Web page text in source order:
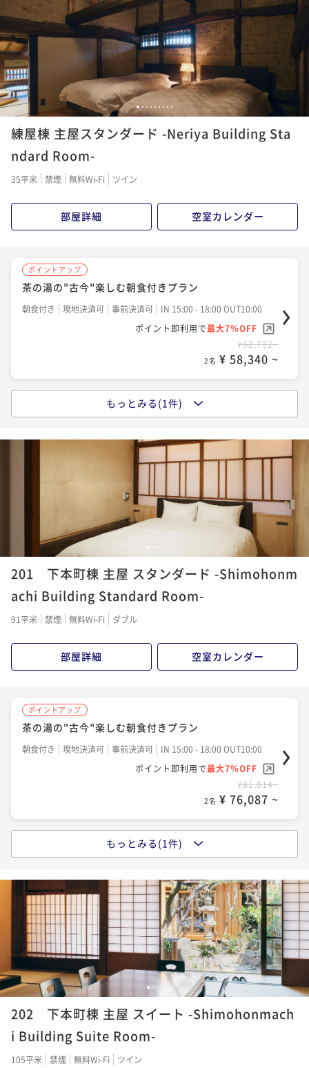
二食付き 現地決済可 事前決済可
IN 15:00 - 18:00 OUT10:00
ポイント即利用で最大7％OFF
2名 ¥ 78,147 ~
1 2 3 4 5 6 7 8 9
練屋棟 主屋スタンダード -Neriya Building Sta
ndard Room-
35平米 禁煙 無料Wi-Fi ツイン
部屋詳細 空室カレンダー
ポイントアップ
茶の湯の"古今"楽しむ朝食付きプラン
朝食付き 現地決済可 事前決済可
IN 15:00 - 18:00 OUT10:00
ポイント即利用で最大7％OFF
¥62,732~
2名 ¥ 58,340 ~
犬山城下町を楽しむレギュラープラン 2食付き
二食付き 現地決済可 事前決済可
IN 15:00 - 18:00 OUT10:00
ポイント即利用で最大7％OFF
2名 ¥ 82,892 ~
もっとみる(1件)
1 4
201 下本町棟 主屋 スタンダード -Shimohonm
achi Building Standard Room-
91平米 禁煙 無料Wi-Fi ダブル
部屋詳細 空室カレンダー
ポイントアップ
茶の湯の"古今"楽しむ朝食付きプラン
朝食付き 現地決済可 事前決済可
IN 15:00 - 18:00 OUT10:00
ポイント即利用で最大7％OFF
¥81,814~
2名 ¥ 76,087 ~
犬山城下町を楽しむレギュラープラン 2食付き
二食付き 現地決済可 事前決済可
IN 15:00 - 18:00 OUT10:00
ポイント即利用で最大7％OFF
¥108,214~
2名 ¥ 100,639 ~
もっとみる(1件)
1 2 3 4
202 下本町棟 主屋 スイート -Shimohonmach
i Building Suite Room-
105平米 禁煙 無料Wi-Fi ツイン